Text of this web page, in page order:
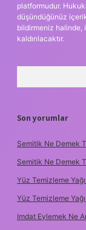
platformudur.
düşündüğünüz
bildirmeniz halinde,
kaldırılacaktır.
Son yorumlar
Semitik Ne Demek
Semitik Ne Demek
Yüz Temizleme
Yüz Temizleme
Imdat Eylemek Ne